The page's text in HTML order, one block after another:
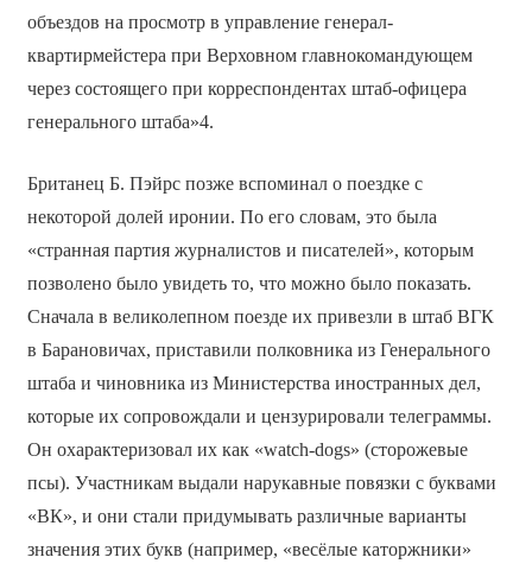
объездов на просмотр в управление генерал-
квартирмейстера при Верховном главнокомандующем
через состоящего при корреспондентах штаб-офицера
генерального штаба»4.
Британец Б. Пэйрс позже вспоминал о поездке с
некоторой долей иронии. По его словам, это была
«странная партия журналистов и писателей», которым
позволено было увидеть то, что можно было показать.
Сначала в великолепном поезде их привезли в штаб ВГК
в Барановичах, приставили полковника из Генерального
штаба и чиновника из Министерства иностранных дел,
которые их сопровождали и цензурировали телеграммы.
Он охарактеризовал их как «watch-dogs» (сторожевые
псы). Участникам выдали нарукавные повязки с буквами
«ВК», и они стали придумывать различные варианты
значения этих букв (например, «весёлые каторжники»